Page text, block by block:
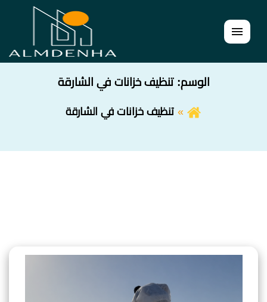
القائمة
الوسم:تنظيف خزانات في الشارقة
تنظيف خزانات في الشارقة